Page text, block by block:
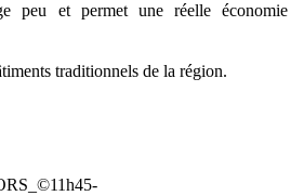
peu et permet une réelle économie
traditionnels de la région.